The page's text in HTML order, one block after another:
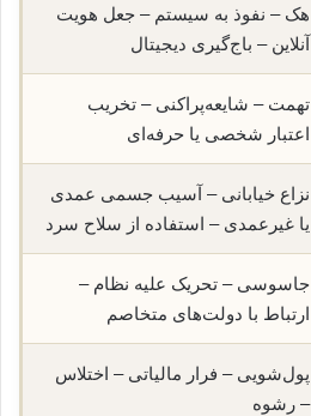
هک – نفوذ به سیستم – جعل هویت
آنلاین – باج‌گیری دیجیتال
تهمت – شایعه‌پراکنی – تخریب
اعتبار شخصی یا حرفه‌ای
نزاع خیابانی – آسیب جسمی عمدی
یا غیرعمدی – استفاده از سلاح سرد
جاسوسی – تحریک علیه نظام –
ارتباط با دولت‌های متخاصم
پول‌شویی – فرار مالیاتی – اختلاس
– رشوه